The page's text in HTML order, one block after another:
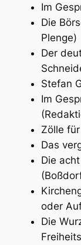
Im
Die
Plenge)
Der
Stefan
Im
Zölle
Das
Die
oder
Die